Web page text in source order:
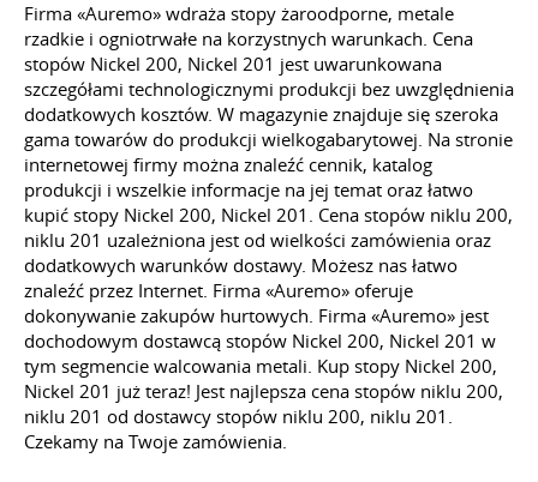
Firma «Auremo» wdraża stopy żaroodporne, metale
rzadkie i ogniotrwałe na korzystnych warunkach. Cena
stopów Nickel 200, Nickel 201 jest uwarunkowana
szczegółami technologicznymi produkcji bez uwzględnienia
dodatkowych kosztów. W magazynie znajduje się szeroka
gama towarów do produkcji wielkogabarytowej. Na stronie
internetowej firmy można znaleźć cennik, katalog
produkcji i wszelkie informacje na jej temat oraz łatwo
kupić stopy Nickel 200, Nickel 201. Cena stopów niklu 200,
niklu 201 uzależniona jest od wielkości zamówienia oraz
dodatkowych warunków dostawy. Możesz nas łatwo
znaleźć przez Internet. Firma «Auremo» oferuje
dokonywanie zakupów hurtowych. Firma «Auremo» jest
dochodowym dostawcą stopów Nickel 200, Nickel 201 w
tym segmencie walcowania metali. Kup stopy Nickel 200,
Nickel 201 już teraz! Jest najlepsza cena stopów niklu 200,
niklu 201 od dostawcy stopów niklu 200, niklu 201.
Czekamy na Twoje zamówienia.